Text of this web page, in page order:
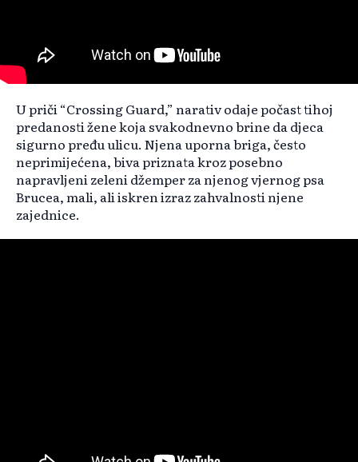
U priči “Crossing Guard,” narativ odaje počast tihoj
predanosti žene koja svakodnevno brine da djeca
sigurno pređu ulicu. Njena uporna briga, često
neprimijećena, biva priznata kroz posebno
napravljeni zeleni džemper za njenog vjernog psa
Brucea, mali, ali iskren izraz zahvalnosti njene
zajednice.